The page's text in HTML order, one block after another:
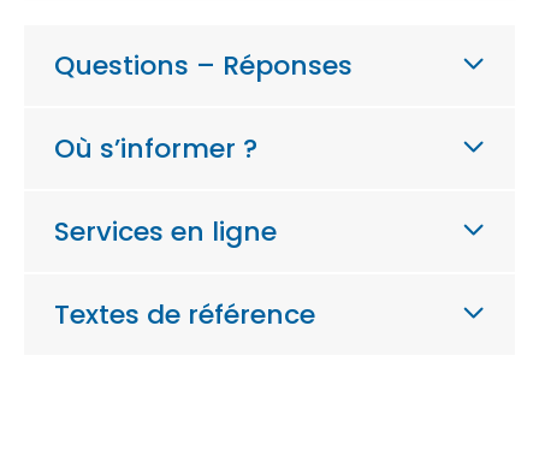
Questions – Réponses
Où s’informer ?
Services en ligne
Textes de référence